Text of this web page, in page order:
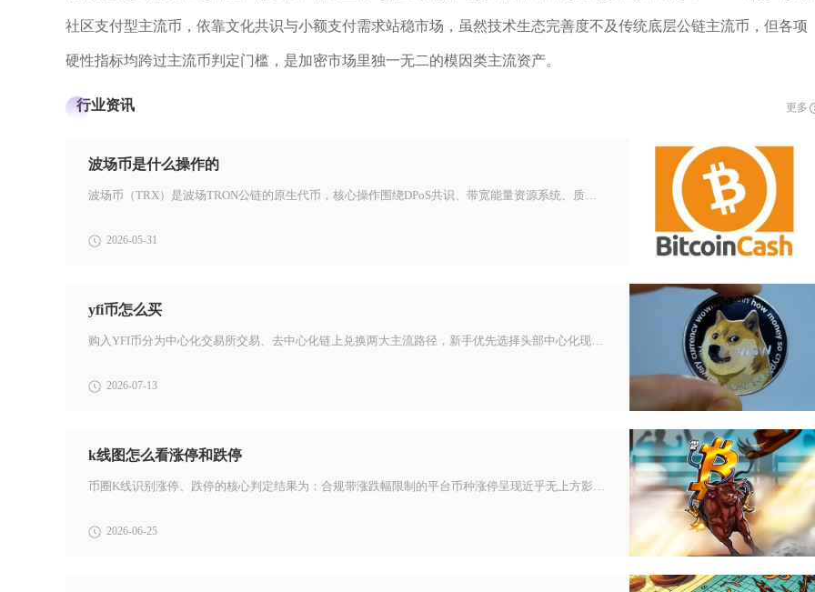
社区支付型主流币，依靠文化共识与小额支付需求站稳市场，虽然技术生态完善度不及传统底层公链主流币，但各项
硬性指标均跨过主流币判定门槛，是加密市场里独一无二的模因类主流资产。
行业资讯 更多
波场币是什么操作的
波场币（TRX）是波场TRON公链的原生代币，核心操作围绕DPoS共识、带宽能量资源系统、质押治理与生态应用展开，是一套
2026-05-31
yfi币怎么买
购入YFI币分为中心化交易所交易、去中心化链上兑换两大主流路径，新手优先选择头部中心化现货平台操作，进阶交易者可借助We
2026-07-13
k线图怎么看涨停和跌停
币圈K线识别涨停、跌停的核心判定结果为：合规带涨跌幅限制的平台币种涨停呈现近乎无上方影线的超长实体阳线、价格长期锚定上限
2026-06-25